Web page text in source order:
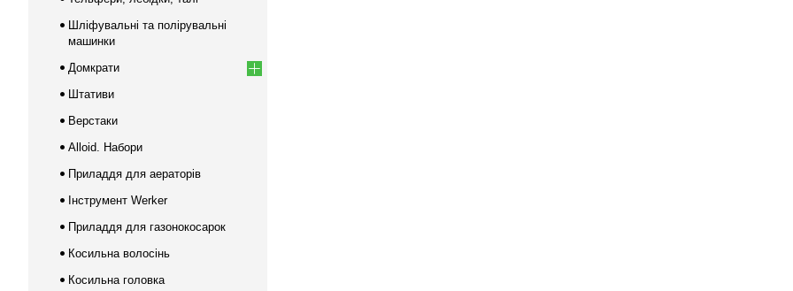
Шліфувальні та полірувальні
машинки
Домкрати
Штативи
Верстаки
Alloid. Набори
Приладдя для аераторів
Інструмент Werker
Приладдя для газонокосарок
Косильна волосінь
Косильна головка